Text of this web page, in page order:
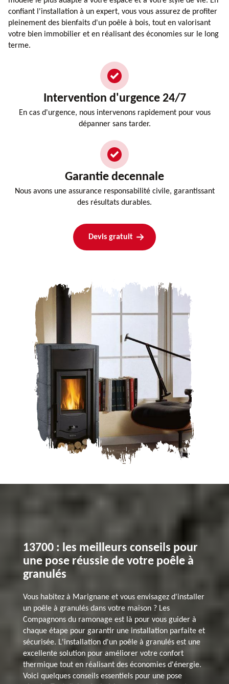
confiant l'installation à un expert, vous vous assurez de profiter
pleinement des bienfaits d'un poêle à bois, tout en valorisant
votre bien immobilier et en réalisant des économies sur le long
terme.
Intervention d'urgence 24/7
En cas d'urgence, nous intervenons rapidement pour vous
dépanner sans tarder.
Garantie decennale
Nous avons une assurance responsabilité civile, garantissant
des résultats durables.
Devis gratuit
13700 : les meilleurs conseils pour
une pose réussie de votre poêle à
granulés
Vous habitez à Marignane et vous envisagez d'installer
un poêle à granulés dans votre maison ? Les
Compagnons du ramonage est là pour vous guider à
chaque étape pour garantir une installation parfaite et
sécurisée. L'installation d'un poêle à granulés est une
excellente solution pour améliorer votre confort
thermique tout en réalisant des économies d'énergie.
Voici quelques conseils essentiels pour une pose